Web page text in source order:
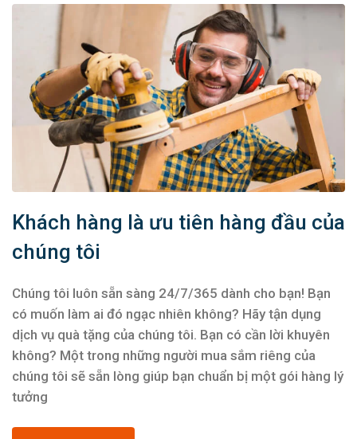
Khách hàng là ưu tiên hàng đầu của
chúng tôi
Chúng tôi luôn sẵn sàng 24/7/365 dành cho bạn! Bạn
có muốn làm ai đó ngạc nhiên không? Hãy tận dụng
dịch vụ quà tặng của chúng tôi. Bạn có cần lời khuyên
không? Một trong những người mua sắm riêng của
chúng tôi sẽ sẵn lòng giúp bạn chuẩn bị một gói hàng lý
tưởng